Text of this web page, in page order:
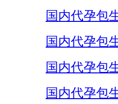
国内代孕包
国内代孕包
国内代孕包
国内代孕包